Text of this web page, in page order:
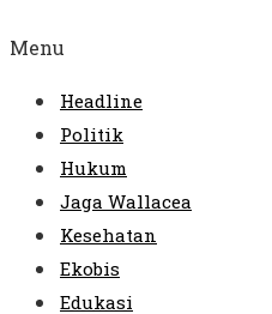
Menu
Headline
Politik
Hukum
Jaga Wallacea
Kesehatan
Ekobis
Edukasi